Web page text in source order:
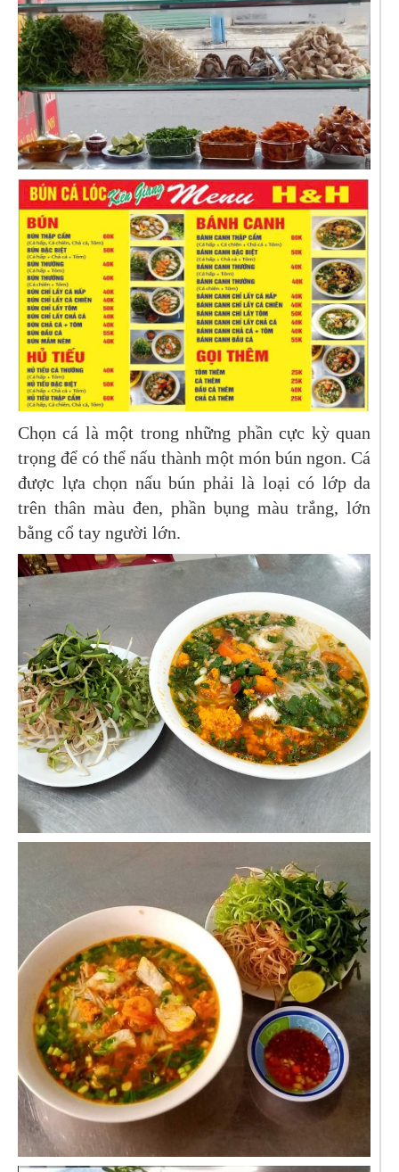
Chọn cá là một trong những phần cực kỳ quan
trọng để có thể nấu thành một món bún ngon. Cá
được lựa chọn nấu bún phải là loại có lớp da
trên thân màu đen, phần bụng màu trắng, lớn
bằng cổ tay người lớn.